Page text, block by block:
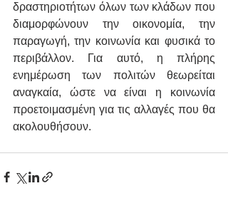
δραστηριοτήτων όλων των κλάδων που
διαμορφώνουν την οικονομία, την
παραγωγή, την κοινωνία και φυσικά το
περιβάλλον. Για αυτό, η πλήρης
ενημέρωση των πολιτών θεωρείται
αναγκαία, ώστε να είναι η κοινωνία
προετοιμασμένη για τις αλλαγές που θα
ακολουθήσουν.